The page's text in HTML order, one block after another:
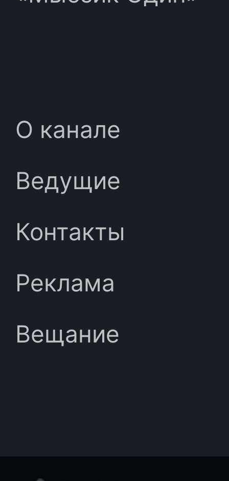
О канале
Ведущие
Контакты
Реклама
Вещание